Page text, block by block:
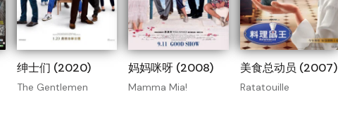
绅士们 (2020)
The Gentlemen
妈妈咪呀 (2008)
Mamma Mia!
美食总动员 (2007)
Ratatouille